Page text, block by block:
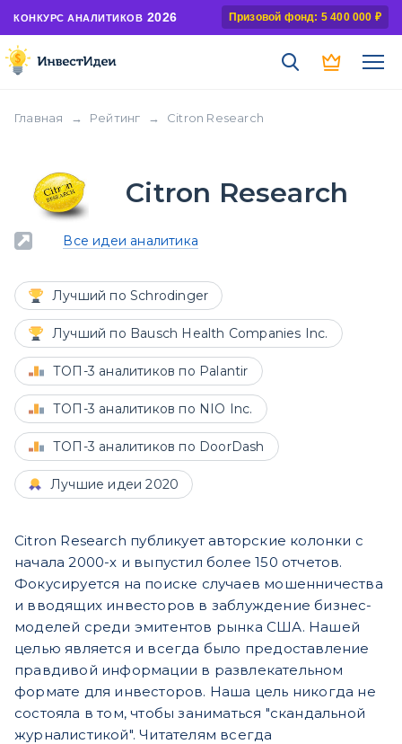
КОНКУРС АНАЛИТИКОВ 2026 Призовой фонд: 5 400 000 ₽
Главная → Рейтинг → Citron Research
Citron Research
Все идеи аналитика
Лучший по Schrodinger
Лучший по Bausch Health Companies Inc.
ТОП-3 аналитиков по Palantir
ТОП-3 аналитиков по NIO Inc.
ТОП-3 аналитиков по DoorDash
Лучшие идеи 2020
Citron Research публикует авторские колонки с
начала 2000-х и выпустил более 150 отчетов.
Фокусируется на поиске случаев мошенничества
и вводящих инвесторов в заблуждение бизнес-
моделей среди эмитентов рынка США. Нашей
целью является и всегда было предоставление
правдивой информации в развлекательном
формате для инвесторов. Наша цель никогда не
состояла в том, чтобы заниматься "скандальной
журналистикой". Читателям всегда